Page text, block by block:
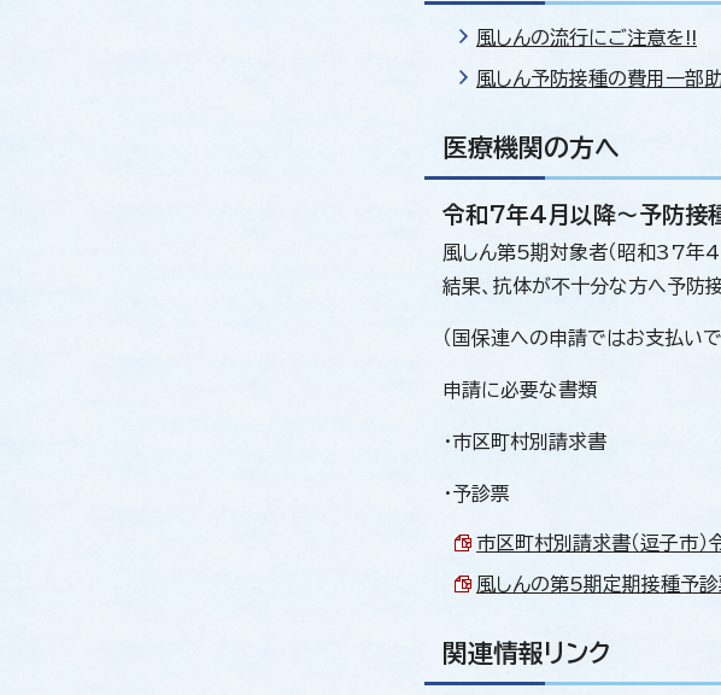
風しんの流行にご注意を!!
風しん予防接種の費用一部
医療機関の方へ
令和7年4月以降～予防接
風しん第5期対象者（昭和37年
結果、抗体が不十分な方へ予防
（国保連への申請ではお支払い
申請に必要な書類
・市区町村別請求書
・予診票
市区町村別請求書（逗子市
風しんの第5期定期接種予
関連情報リンク